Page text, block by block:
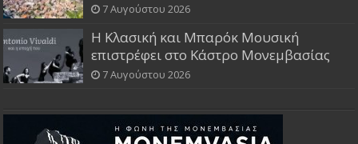
7 Αυγούστου 2026
Η Κλασική και Μπαρόκ Μουσική
επιστρέφει στο Κάστρο Μονεμβασίας
7 Αυγούστου 2026